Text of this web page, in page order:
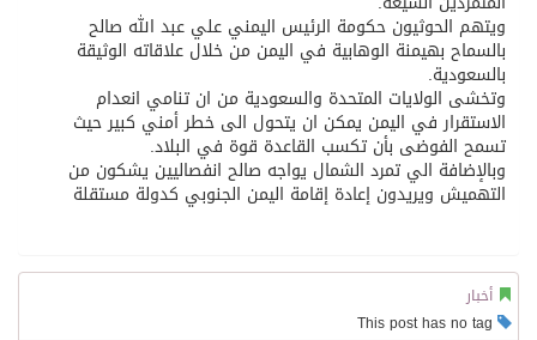
ويتهم الحوثيون حكومة الرئيس اليمني علي عبد الله صالح
بالسماح بهيمنة الوهابية في اليمن من خلال علاقاته الوثيقة
بالسعودية.
وتخشى الولايات المتحدة والسعودية من ان تنامي انعدام
الاستقرار في اليمن يمكن ان يتحول الى خطر أمني كبير حيث
تسمح الفوضى بأن تكسب القاعدة قوة في البلاد.
وبالإضافة الي تمرد الشمال يواجه صالح انفصاليين يشكون من
التهميش ويريدون إعادة إقامة اليمن الجنوبي كدولة مستقلة
أخبار